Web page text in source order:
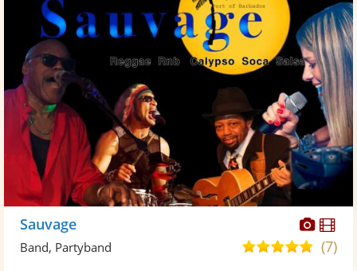
Sauvage
5,0(7)
Band, Partyband